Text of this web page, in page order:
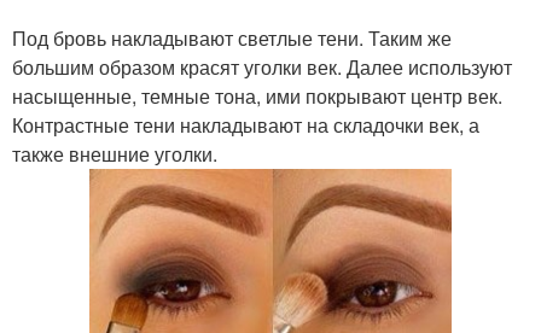
Под бровь накладывают светлые тени. Таким же
большим образом красят уголки век. Далее используют
насыщенные, темные тона, ими покрывают центр век.
Контрастные тени накладывают на складочки век, а
также внешние уголки.